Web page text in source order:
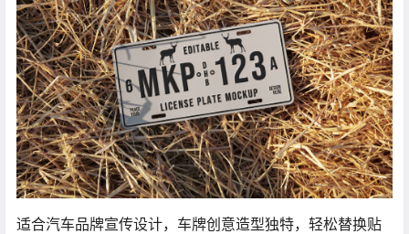
适合汽车品牌宣传设计，车牌创意造型独特，轻松替换贴